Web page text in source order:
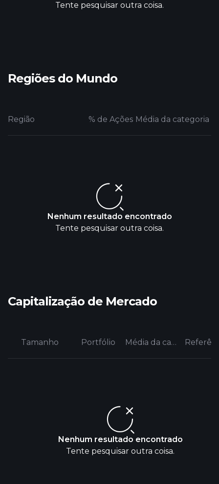
Tente pesquisar outra coisa.
Regiões do Mundo
Região % de Ações Média da categoria
Nenhum resultado encontrado
Tente pesquisar outra coisa.
Capitalização de Mercado
Tamanho Portfólio Média da categoria
Nenhum resultado encontrado
Tente pesquisar outra coisa.